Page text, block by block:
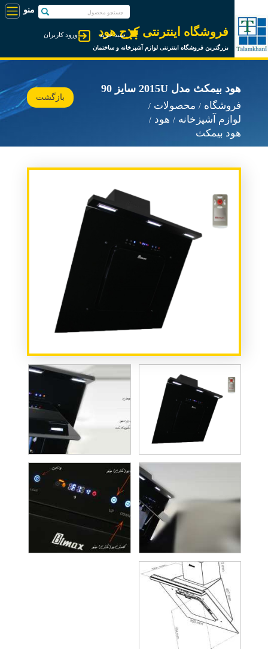
فروشگاه اینترنتی کرج هود
بزرگترین فروشگاه اینترنتی لوازم آشپزخانه و ساختمان
ورود کاربران سبد خرید
هود بیمکث مدل 2015U سایز 90
فروشگاه
محصولات
لوازم آشپزخانه
هود
هود بیمکث
بازگشت